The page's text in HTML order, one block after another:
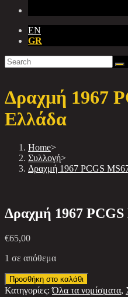
EN
GR
Δραχμή 1967
Ελλάδα
Home>
Συλλογή>
Δραχμή 1967 PCGS
Δραχμή 1967
€65,00
1 σε απόθεμα
Προσθήκη στο καλάθι
Κατηγορίες:Όλα τα νομίσματα,